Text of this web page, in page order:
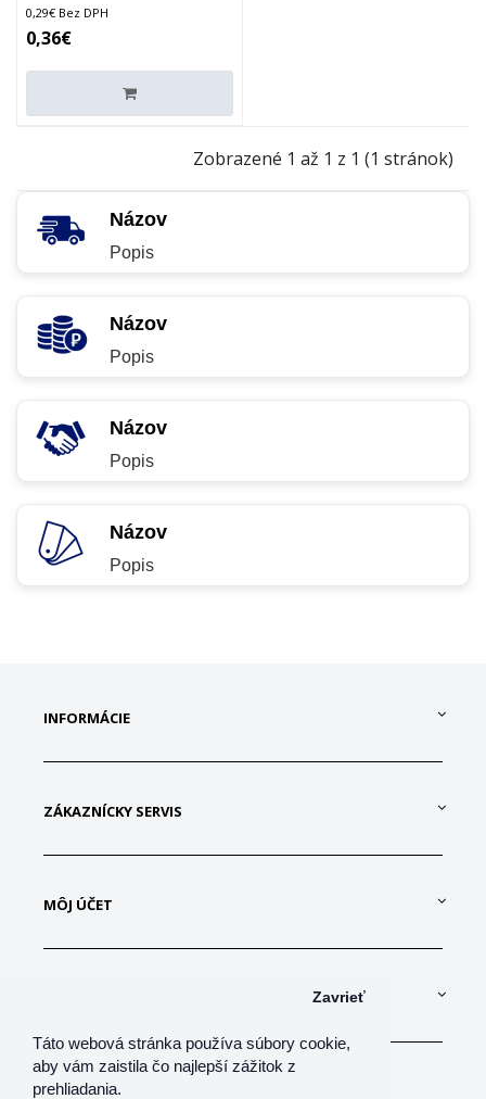
Táto webová stránka používa súbory cookie,
aby vám zaistila čo najlepší zážitok z
prehliadania.
Zavrieť
0,29€ Bez DPH
0,36€
Zobrazené 1 až 1 z 1 (1 stránok)
Názov
Popis
Názov
Popis
Názov
Popis
Názov
Popis
INFORMÁCIE
ZÁKAZNÍCKY SERVIS
MÔJ ÚČET